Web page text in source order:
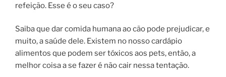
refeição. Esse é o seu caso?
Saiba que dar comida humana ao cão pode prejudicar, e
muito, a saúde dele. Existem no nosso cardápio
alimentos que podem ser tóxicos aos pets, então, a
melhor coisa a se fazer é não cair nessa tentação.